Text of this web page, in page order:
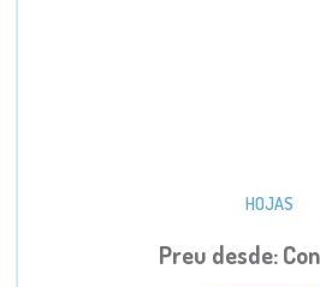
HOJAS
Preu desde: